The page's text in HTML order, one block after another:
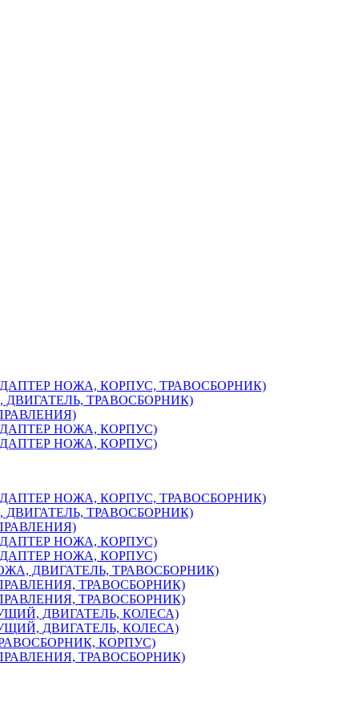
НОЖА, КОРПУС, ТРАВОСБОРНИК)
ДВИГАТЕЛЬ, ТРАВОСБОРНИК)
НОЖА, КОРПУС)
НОЖА, КОРПУС)
НОЖА, КОРПУС, ТРАВОСБОРНИК)
ДВИГАТЕЛЬ, ТРАВОСБОРНИК)
НОЖА, КОРПУС)
НОЖА, КОРПУС)
ДВИГАТЕЛЬ, ТРАВОСБОРНИК)
ТРАВОСБОРНИК)
ТРАВОСБОРНИК)
ДВИГАТЕЛЬ, КОЛЕСА)
ДВИГАТЕЛЬ, КОЛЕСА)
КОРПУС)
ТРАВОСБОРНИК)